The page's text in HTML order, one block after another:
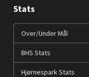
Stats
Over/Under Mål
BHS Stats
Hjørnespark Stats